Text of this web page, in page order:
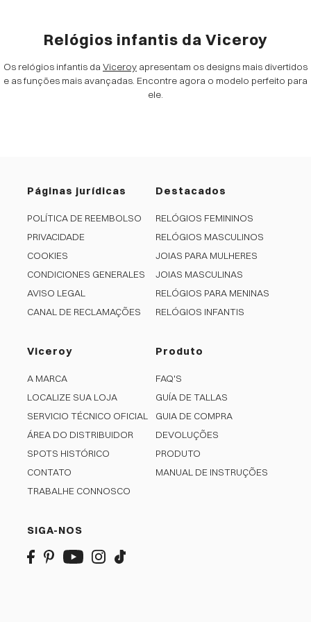
Relógios infantis da Viceroy
Os relógios infantis da Viceroy apresentam os designs mais divertidos
e as funções mais avançadas. Encontre agora o modelo perfeito para
ele.
Páginas jurídicas
POLÍTICA DE REEMBOLSO
PRIVACIDADE
COOKIES
CONDICIONES GENERALES
AVISO LEGAL
CANAL DE RECLAMAÇÕES
Destacados
RELÓGIOS FEMININOS
RELÓGIOS MASCULINOS
JOIAS PARA MULHERES
JOIAS MASCULINAS
RELÓGIOS PARA MENINAS
RELÓGIOS INFANTIS
Viceroy
A MARCA
LOCALIZE SUA LOJA
SERVICIO TÉCNICO OFICIAL
ÁREA DO DISTRIBUIDOR
SPOTS HISTÓRICO
CONTATO
TRABALHE CONNOSCO
Produto
FAQ'S
GUÍA DE TALLAS
GUIA DE COMPRA
DEVOLUÇÕES
PRODUTO
MANUAL DE INSTRUÇÕES
SIGA-NOS